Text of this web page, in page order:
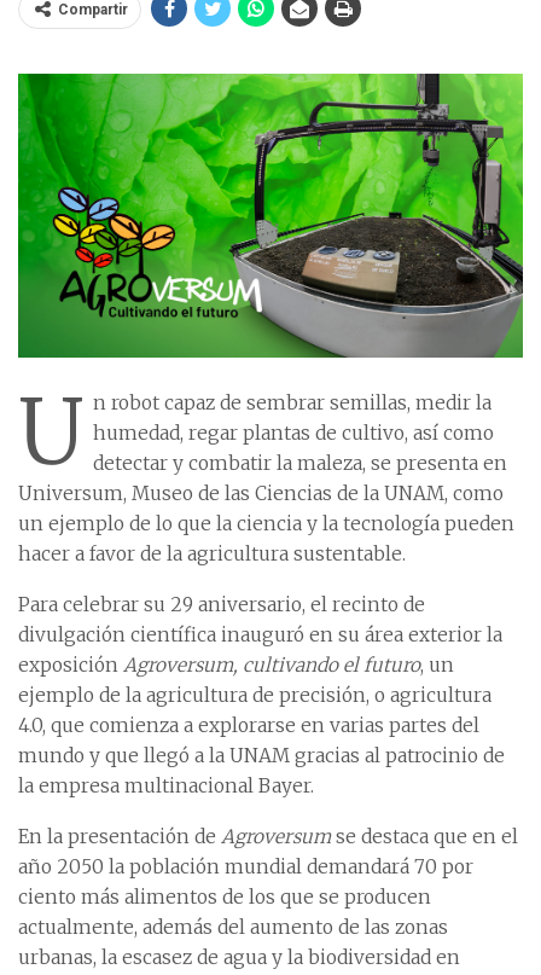
Compartir
U n robot capaz de sembrar semillas, medir la
humedad, regar plantas de cultivo, así como
detectar y combatir la maleza, se presenta en
Universum, Museo de las Ciencias de la UNAM, como
un ejemplo de lo que la ciencia y la tecnología pueden
hacer a favor de la agricultura sustentable.
Para celebrar su 29 aniversario, el recinto de
divulgación científica inauguró en su área exterior la
exposición Agroversum, cultivando el futuro, un
ejemplo de la agricultura de precisión, o agricultura
4.0, que comienza a explorarse en varias partes del
mundo y que llegó a la UNAM gracias al patrocinio de
la empresa multinacional Bayer.
En la presentación de Agroversumse destaca que en el
año 2050 la población mundial demandará 70 por
ciento más alimentos de los que se producen
actualmente, además del aumento de las zonas
urbanas, la escasez de agua y la biodiversidad en